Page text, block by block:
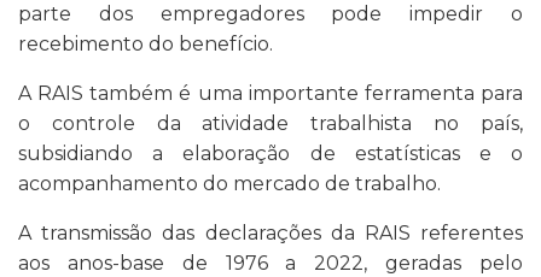
parte dos empregadores pode impedir o
recebimento do benefício.
A RAIS também é uma importante ferramenta para
o controle da atividade trabalhista no país,
subsidiando a elaboração de estatísticas e o
acompanhamento do mercado de trabalho.
A transmissão das declarações da RAIS referentes
aos anos-base de 1976 a 2022, geradas pelo